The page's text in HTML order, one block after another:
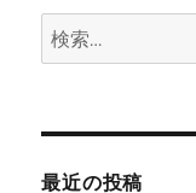
検
索:
最近の投稿